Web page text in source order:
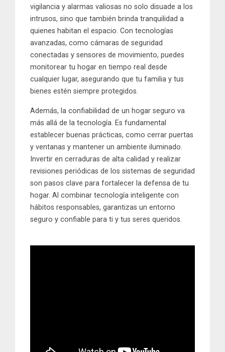
vigilancia y alarmas valiosas no solo disuade a los
intrusos, sino que también brinda tranquilidad a
quienes habitan el espacio. Con tecnologías
avanzadas, como cámaras de seguridad
conectadas y sensores de movimiento, puedes
monitorear tu hogar en tiempo real desde
cualquier lugar, asegurando que tu familia y tus
bienes estén siempre protegidos.
Además, la confiabilidad de un hogar seguro va
más allá de la tecnología. Es fundamental
establecer buenas prácticas, como cerrar puertas
y ventanas y mantener un ambiente iluminado.
Invertir en cerraduras de alta calidad y realizar
revisiones periódicas de los sistemas de seguridad
son pasos clave para fortalecer la defensa de tu
hogar. Al combinar tecnología inteligente con
hábitos responsables, garantizas un entorno
seguro y confiable para ti y tus seres queridos.